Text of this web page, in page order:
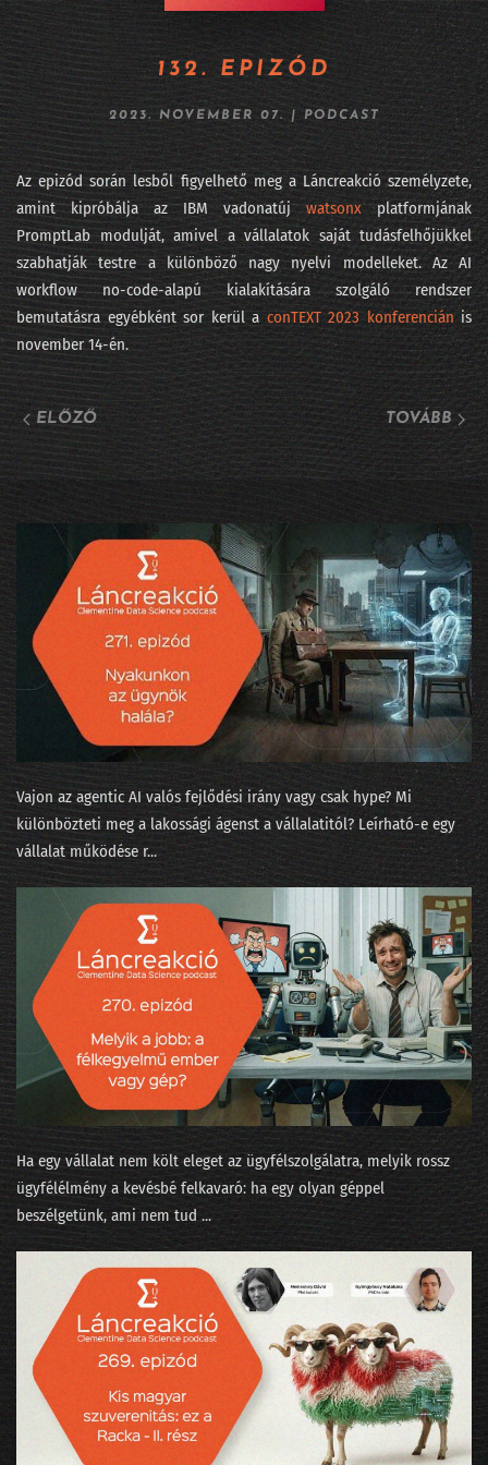
264 - Fújhatja-e a pápa az AI morális passzátszelét?
263 - Kik rejtőznek az AI kilenc maszkja mögött?
262 - Lehet, hogy mégsem mennek csődbe a frontlaborok?
261 - Viszlát LLM, jönnek a világmodellek
260 - DataSTREAM 2026 - ha nem jöttél el
259 - Fehérgalléros vérfürdő elnapolva?
258 - Iparági vezetők az AI Hungary konferencián
257 - Sárkány ellen sárkányfű
#256 - Fekete hattyú, a statisztika réme
#255 - Százkilencvenkilenc pont hu
254 - Meglepetés e költemény
253 - Az agentic két éven belül bedönti a világot
252 - Írjanak-e AI-jal beadandót a műegyetemisták?
251 - A Minerva súlyozást finomított
250 - Járnak-e pszichiáterhez a lusta LLM-ek?
249 - Okoska és a hét prompt
248 - Szédült ügynökök irodaszerte
247 - Tücsök és bogár és Moltbook
246 - Fejlesszünk szoftvert szoftverrel!
245 - Adásunkat megszakítjuk... egy közvéleménykutatással!
244 - 5+1 téveszme az AI-ról
243 - Ebből még nagy probléma lesz 2026-ban!
242 - Újévi tücsök és bogár
241 - Boldog új évet kívánnak az LLM-ek!
240 - Az AI, a lélek és a Teremtés
239 - Lesz-e ügynökforradalom a munkahelyeden?
238 - A nyelvmodell nem világmodell!
236 - Kikutattuk a parlamenti választást!
235 - Mindenki elhagy mindent
234 - Nyulak leszünk vagy macskák munka nélkül?
233 - State of AI 2025 / 2 - Valami megmozdult a pénztárcákban
132. EPIZÓD
2023. NOVEMBER 07. |PODCAST
Az epizód során lesből figyelhető meg a Láncreakció személyzete,
amint kipróbálja az IBM vadonatúj watsonxplatformjának
PromptLab modulját, amivel a vállalatok saját tudásfelhőjükkel
szabhatják testre a különböző nagy nyelvi modelleket. Az AI
workflow no-code-alapú kialakítására szolgáló rendszer
bemutatásra egyébként sor kerül a conTEXT 2023 konferenciánis
november 14-én.
ELŐZŐ TOVÁBB
Vajon az agentic AI valós fejlődési irány vagy csak hype? Mi
különbözteti meg a lakossági ágenst a vállalatitól? Leírható-e egy
vállalat működése r...
Ha egy vállalat nem költ eleget az ügyfélszolgálatra, melyik rossz
ügyfélélmény a kevésbé felkavaró: ha egy olyan géppel
beszélgetünk, ami nem tud ...